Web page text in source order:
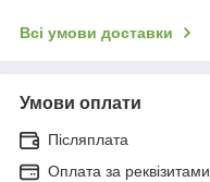
Всі умови доставки
Умови оплати
Післяплата
Оплата за реквізитами